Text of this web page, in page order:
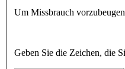
Um Missbrauch
Geben Sie die Zeichen, die